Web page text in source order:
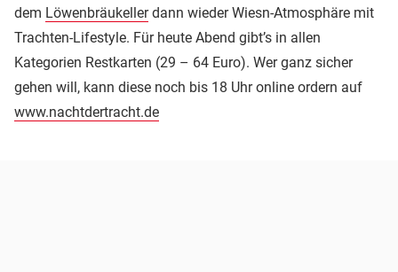
dem Löwenbräukellerdann wieder Wiesn-Atmosphäre mit
Trachten-Lifestyle. Für heute Abend gibt’s in allen
Kategorien Restkarten (29 – 64 Euro). Wer ganz sicher
gehen will, kann diese noch bis 18 Uhr online ordern auf
www.nachtdertracht.de